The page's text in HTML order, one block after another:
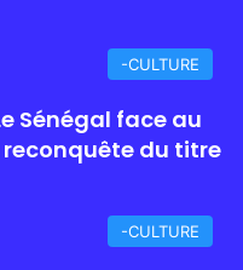
-CULTURE
Sénégal face au
du titre
-CULTURE